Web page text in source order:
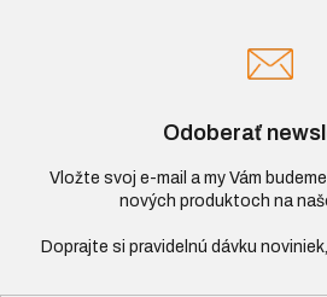
Odoberať
Vložte svoj e-mail a my Vám
nových produktoch na